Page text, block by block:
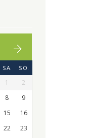
SA. SO.
1
2
8
9
15
16
22
23